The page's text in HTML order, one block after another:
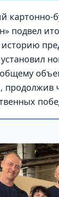
картонно-
подвел
продолжив